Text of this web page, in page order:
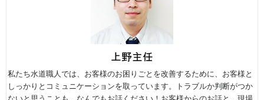
私たち水道職人では、お客様のお困りごとを改善するために、お客様と
しっかりとコミュニケーションを取っています。トラブルか判断がつか